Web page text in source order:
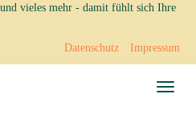
vieles mehr - damit fühlt sich Ihre
Datenschutz
Impressum
Toggle